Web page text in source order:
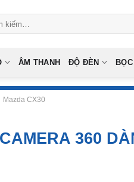
ÂM THANH ĐỘ ĐÈN
Mazda CX30
CAMERA 360